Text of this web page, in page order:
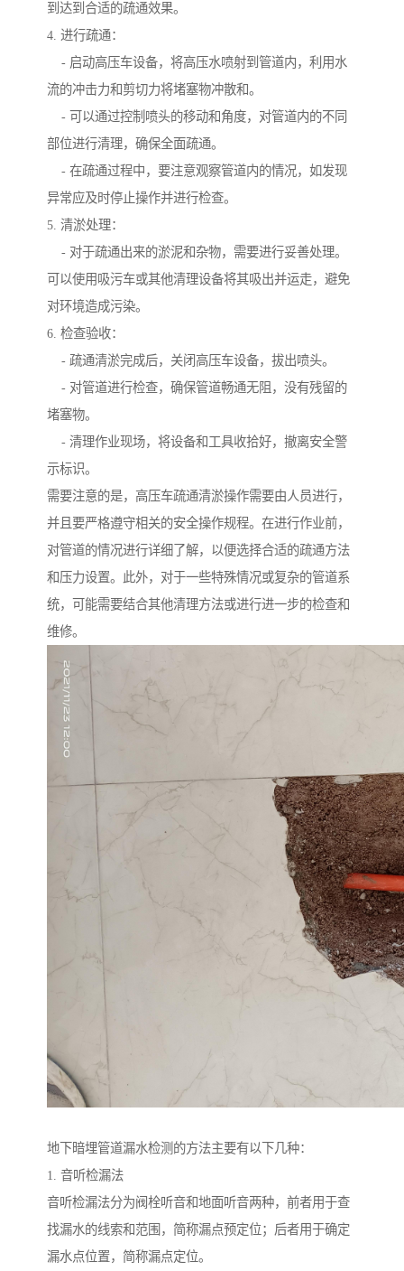
到达到合适的疏通效果。
4. 进行疏通：
- 启动高压车设备，将高压水喷射到管道内，利用水
流的冲击力和剪切力将堵塞物冲散和。
- 可以通过控制喷头的移动和角度，对管道内的不同
部位进行清理，确保全面疏通。
- 在疏通过程中，要注意观察管道内的情况，如发现
异常应及时停止操作并进行检查。
5. 清淤处理：
- 对于疏通出来的淤泥和杂物，需要进行妥善处理。
可以使用吸污车或其他清理设备将其吸出并运走，避免
对环境造成污染。
6. 检查验收：
- 疏通清淤完成后，关闭高压车设备，拔出喷头。
- 对管道进行检查，确保管道畅通无阻，没有残留的
堵塞物。
- 清理作业现场，将设备和工具收拾好，撤离安全警
示标识。
需要注意的是，高压车疏通清淤操作需要由人员进行，
并且要严格遵守相关的安全操作规程。在进行作业前，
对管道的情况进行详细了解，以便选择合适的疏通方法
和压力设置。此外，对于一些特殊情况或复杂的管道系
统，可能需要结合其他清理方法或进行进一步的检查和
维修。
地下暗埋管道漏水检测的方法主要有以下几种：
1. 音听检漏法
音听检漏法分为阀栓听音和地面听音两种，前者用于查
找漏水的线索和范围，简称漏点预定位；后者用于确定
漏水点位置，简称漏点定位。